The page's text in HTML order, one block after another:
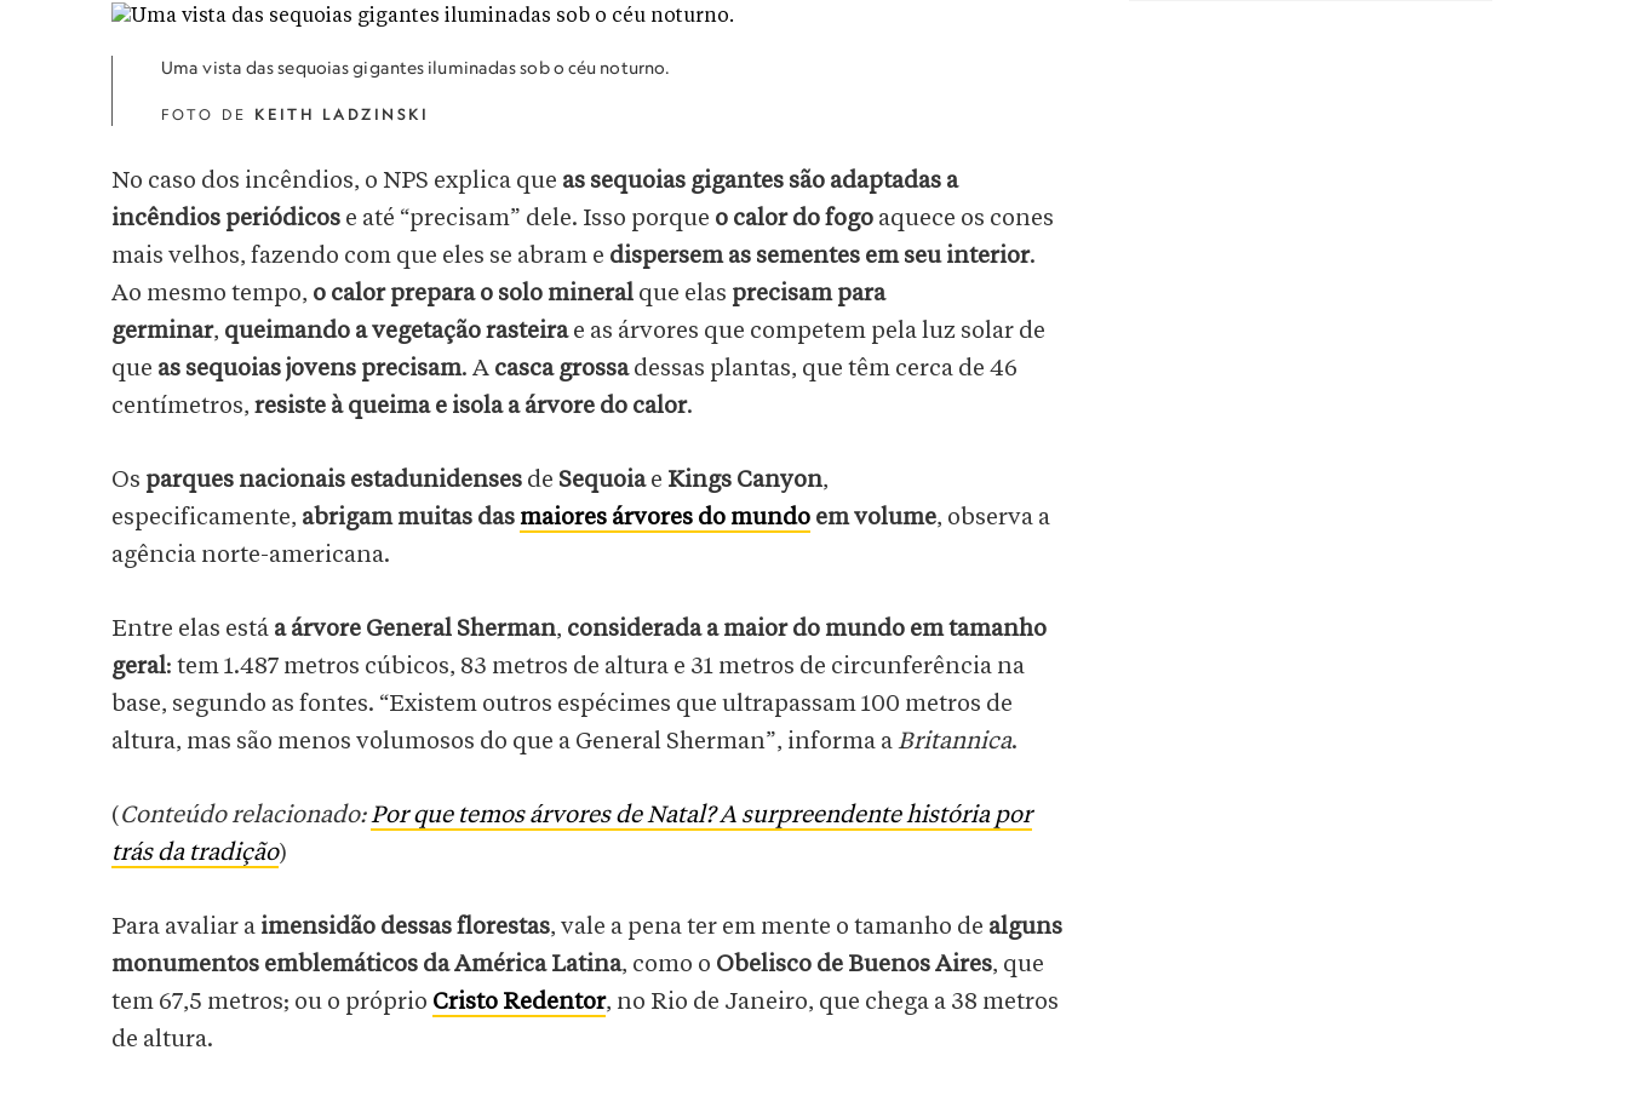
Uma vista das sequoias gigantes iluminadas sob o céu noturno.
FOTO DE KEITH LADZINSKI
No caso dos incêndios, o NPS explica que as sequoias gigantes são adaptadas a
incêndios periódicos e até “precisam” dele. Isso porque o calor do fogo aquece os cones
mais velhos, fazendo com que eles se abram e dispersem as sementes em seu interior.
Ao mesmo tempo, o calor prepara o solo mineral que elas precisam para
germinar, queimando a vegetação rasteirae as árvores que competem pela luz solar de
que as sequoias jovens precisam. A casca grossadessas plantas, que têm cerca de 46
centímetros, resiste à queima e isola a árvore do calor.
Os parques nacionais estadunidenses de Sequoiae Kings Canyon,
especificamente, abrigam muitas das maiores árvores do mundo em volume, observa a
agência norte-americana.
Entre elas está a árvore General Sherman, considerada a maior do mundo em tamanho
geral: tem 1.487 metros cúbicos, 83 metros de altura e 31 metros de circunferência na
base, segundo as fontes. “Existem outros espécimes que ultrapassam 100 metros de
altura, mas são menos volumosos do que a General Sherman”, informa aBritannica.
(Conteúdo relacionado:Por que temos árvores de Natal? A surpreendente história por
trás da tradição)
Para avaliar a imensidão dessas florestas, vale a pena ter em mente o tamanho de alguns
monumentos emblemáticos da América Latina, como o Obelisco de Buenos Aires, que
tem 67,5 metros; ou o próprio Cristo Redentor, no Rio de Janeiro, que chega a 38 metros
de altura.